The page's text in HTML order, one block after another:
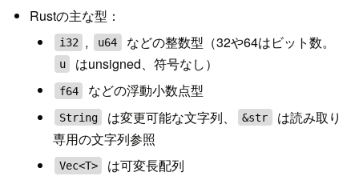
Rustの主な型：
i32 , u64 などの整数型（32や64はビット数。
u はunsigned、符号なし）
f64 などの浮動小数点型
String は変更可能な文字列、 &str
は読み取り
専用の文字列参照
Vec<T> は可変長配列